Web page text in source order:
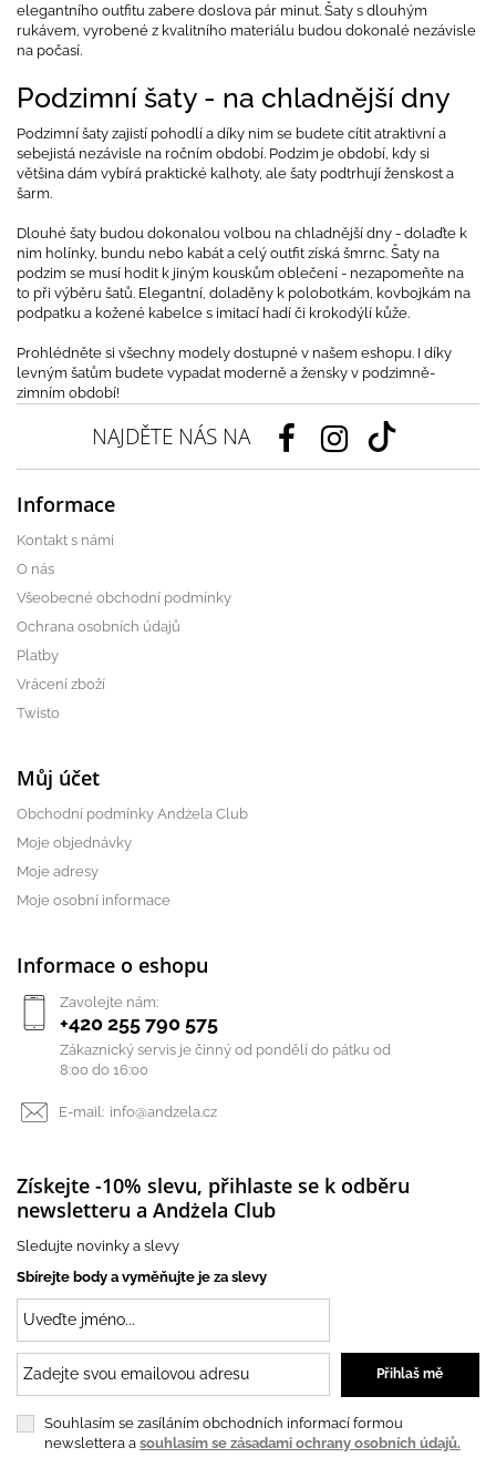
elegantního outfitu zabere doslova pár minut. Šaty s dlouhým
rukávem, vyrobené z kvalitního materiálu budou dokonalé nezávisle
na počasí.
Podzimní šaty - na chladnější dny
Podzimní šaty zajistí pohodlí a díky nim se budete cítit atraktivní a
sebejistá nezávisle na ročním období. Podzim je období, kdy si
většina dám vybírá praktické kalhoty, ale šaty podtrhují ženskost a
šarm.
Dlouhé šaty budou dokonalou volbou na chladnější dny - dolaďte k
nim holínky, bundu nebo kabát a celý outfit získá šmrnc. Šaty na
podzim se musí hodit k jiným kouskům oblečení - nezapomeňte na
to při výběru šatů. Elegantní, doladěny k polobotkám, kovbojkám na
podpatku a kožené kabelce s imitací hadí či krokodýlí kůže.
Prohlédněte si všechny modely dostupné v našem eshopu. I díky
levným šatům budete vypadat moderně a žensky v podzimně-
zimním období!
NAJDĚTE NÁS NA
Informace
Kontakt s námi
O nás
Všeobecné obchodní podmínky
Ochrana osobních údajů
Platby
Vrácení zboží
Twisto
Můj účet
Obchodní podmínky Andżela Club
Moje objednávky
Moje adresy
Moje osobní informace
Informace o eshopu
Zavolejte nám:
+420 255 790 575
Zákaznický servis je činný od pondělí do pátku od
8:00 do 16:00
E-mail: info@andzela.cz
Získejte -10% slevu, přihlaste se k odběru
newsletteru a Andżela Club
Sledujte novinky a slevy
Sbírejte body a vyměňujte je za slevy
Souhlasím se zasíláním obchodních informací formou
newslettera a souhlasím se zásadami ochrany osobních údajů.